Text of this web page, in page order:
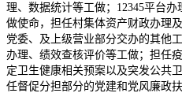
理、数据统计等工做；12345平台
做使命，担任村集体资产财政办理
党委、及上级营业部分交办的其他
办理、绩效查核评价等工做；担任
定卫生健康相关预案以及突发公共
任督促分担部分的党建和党风廉政